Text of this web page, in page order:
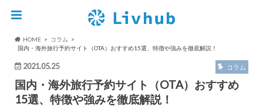
HOME
コラム
国内・海外旅行予約サイト（OTA）おすすめ15選、特徴や強みを徹底解説！
2021.05.25 コラム
国内・海外旅行予約サイト（OTA）おすすめ
15選、特徴や強みを徹底解説！